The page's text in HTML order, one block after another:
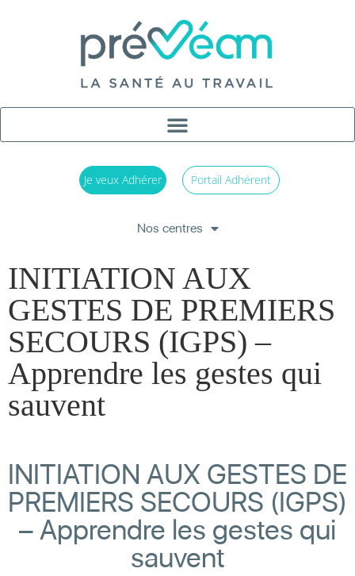
Je veux Adhérer Portail Adhérent
Nos centres
INITIATION AUX
GESTES DE PREMIERS
SECOURS (IGPS) –
Apprendre les gestes qui
sauvent
INITIATION AUX GESTES DE
PREMIERS SECOURS (IGPS)
– Apprendre les gestes qui
sauvent